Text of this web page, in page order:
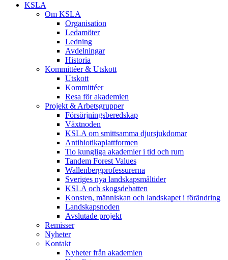
KSLA
Om KSLA
Organisation
Ledamöter
Ledning
Avdelningar
Historia
Kommittéer & Utskott
Utskott
Kommittéer
Resa för akademien
Projekt & Arbetsgrupper
Försörjningsberedskap
Växtnoden
KSLA om smittsamma djursjukdomar
Antibiotikaplattformen
Tio kungliga akademier i tid och rum
Tandem Forest Values
Wallenbergprofessurerna
Sveriges nya landskapsmåltider
KSLA och skogsdebatten
Konsten, människan och landskapet i förändring
Landskapsnoden
Avslutade projekt
Remisser
Nyheter
Kontakt
Nyheter från akademien